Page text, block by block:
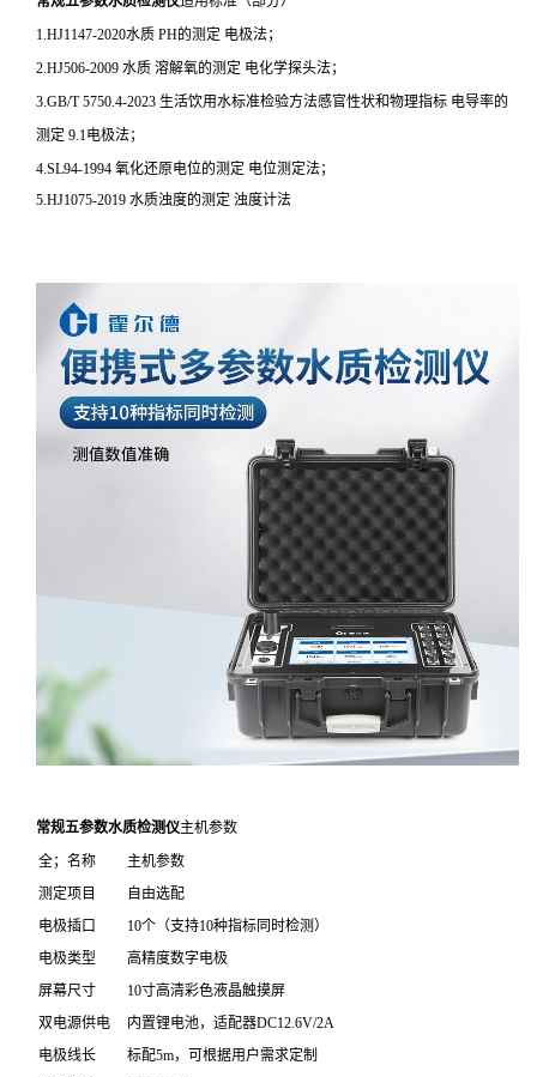
1.HJ1147-2020水质 PH的测定 电极法；
2.HJ506-2009 水质 溶解氧的测定 电化学探头法；
3.GB/T 5750.4-2023 生活饮用水标准检验方法感官性状和物理指标 电导率的
测定 9.1电极法；
4.SL94-1994 氧化还原电位的测定 电位测定法；
5.HJ1075-2019 水质浊度的测定 浊度计法
常规五参数水质检测仪主机参数
全；名称
主机参数
测定项目
自由选配
电极插口
10个（支持10种指标同时检测）
电极类型
高精度数字电极
屏幕尺寸
10寸高清彩色液晶触摸屏
双电源供电
内置锂电池，适配器DC12.6V/2A
电极线长
标配5m，可根据用户需求定制